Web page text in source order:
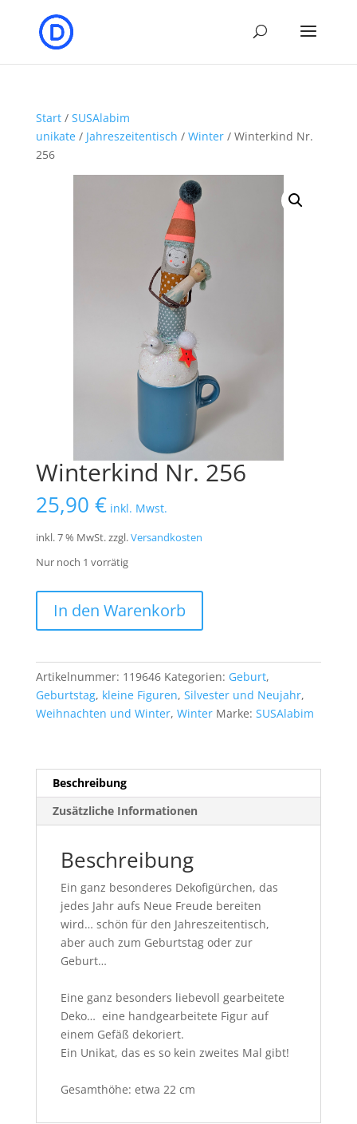
Start/ SUSAlabim
unikate/ Jahreszeitentisch / Winter/ Winterkind Nr.
256
Winterkind Nr. 256
25,90 € inkl. Mwst.
inkl. 7 % MwSt.zzgl.Versandkosten
Nur noch 1 vorrätig
In den Warenkorb
Artikelnummer: 119646 Kategorien: Geburt,
Geburtstag, kleine Figuren, Silvester und Neujahr,
Weihnachten und Winter, Winter Marke: SUSAlabim
Beschreibung
Zusätzliche Informationen
Beschreibung
Ein ganz besonderes Dekofigürchen, das
jedes Jahr aufs Neue Freude bereiten
wird… schön für den Jahreszeitentisch,
aber auch zum Geburtstag oder zur
Geburt…
Eine ganz besonders liebevoll gearbeitete
Deko… eine handgearbeitete Figur auf
einem Gefäß dekoriert.
Ein Unikat, das es so kein zweites Mal gibt!
Gesamthöhe: etwa 22 cm